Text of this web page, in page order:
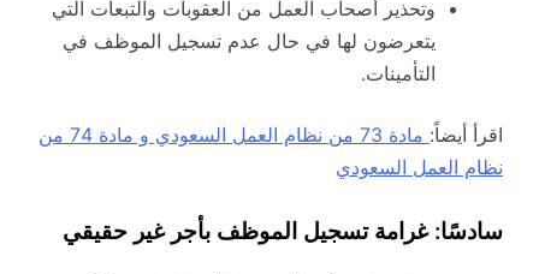
وتحذير أصحاب العمل من العقوبات والتبعات التي
يتعرضون لها في حال عدم تسجيل الموظف في
التأمينات.
اقرأ أيضاً:
مادة 73 من نظام العمل السعودي و مادة 74 من
نظام العمل السعودي
سادسًا: غرامة تسجيل الموظف بأجر غير حقيقي